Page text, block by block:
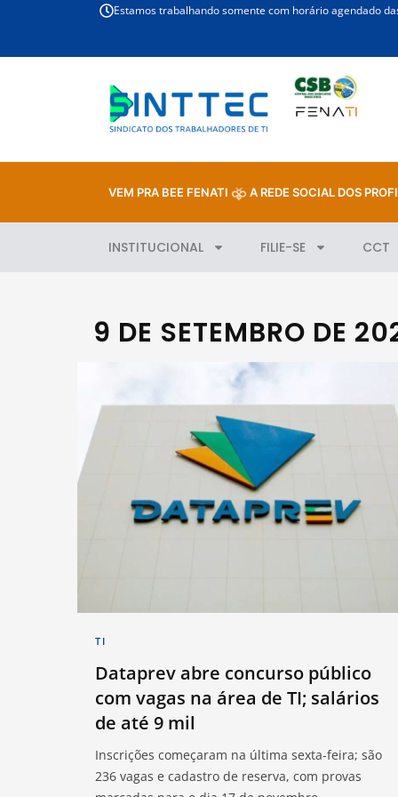
Estamos trabalhando somente com horário agendado
VEM PRA BEE FENATI A REDE SOCIAL DOS
INSTITUCIONAL FILIE-SE CCT
9 DE SETEMBRO DE
TI
Dataprev abre concurso público
com vagas na área de TI; salários
de até 9 mil
Inscrições começaram na última sexta-feira; são
236 vagas e cadastro de reserva, com provas